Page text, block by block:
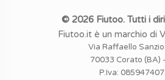
© 2026 Fiutoo. Tutti i
Fiutoo.it è un marchio di
Via Raffaello Sanzio
70033 Corato (BA)
P.Iva: